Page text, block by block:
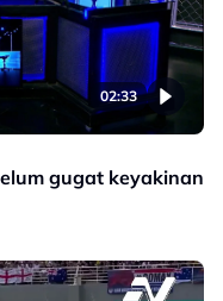
02:33
gugat keyakinan